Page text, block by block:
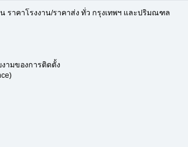
ราคาโรงงาน/ราคาส่ง ทั่ว กรุงเทพฯ และปริมณฑล
ามของการติดตั้ง